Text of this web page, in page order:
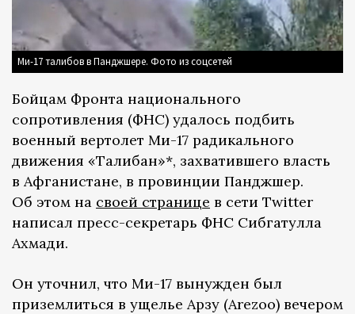
Ми-17 талибов в Панджшере. Фото из соцсетей
Бойцам Фронта национального
сопротивления (ФНС) удалось подбить
военный вертолет Ми-17 радикального
движения «Талибан»*, захватившего власть
в Афганистане, в провинции Панджшер.
Об этом на своей странице в сети Twitter
написал пресс-секретарь ФНС Сибгатулла
Ахмади.
Он уточнил, что Ми-17 вынужден был
приземлиться в ущелье Арзу (Arezoo) вечером